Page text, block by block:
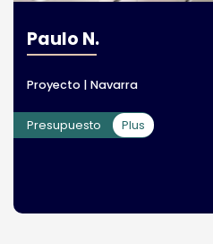
Paulo N.
Proyecto | Navarra
Presupuesto Plus